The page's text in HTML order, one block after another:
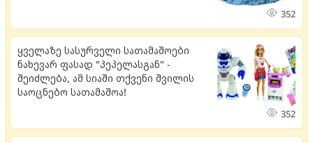
352
ყველაზე სასურველი სათამაშოები
ნახევარ ფასად "პეპელასგან" -
შეიძლება, ამ სიაში თქვენი შვილის
საოცნებო სათამაშოა!
352